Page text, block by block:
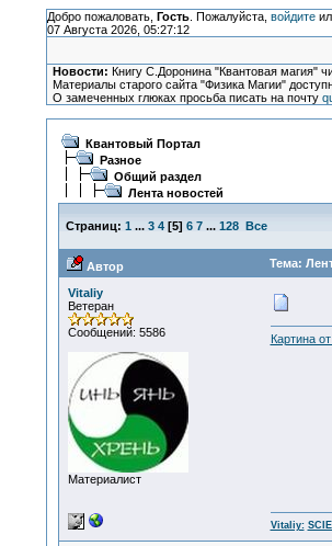
Добро пожаловать, Гость. Пожалуйста, войдите
07 Августа 2026, 05:27:12
Новости: Книгу С.Доронина "Квантовая магия"
Материалы старого сайта "Физика Магии"
О замеченных глюках просьба писать на почту
Квантовый Портал
Разное
Общий раздел
Лента новостей
Страниц: 1 ... 3 4[5] 6 7 ... 128 Все
Автор Тема:
Vitaliy
Ветеран
Сообщений: 5586
Материалист
Картина
Vitaliy: